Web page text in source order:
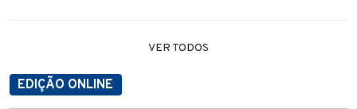
VER TODOS
EDIÇÃO ONLINE